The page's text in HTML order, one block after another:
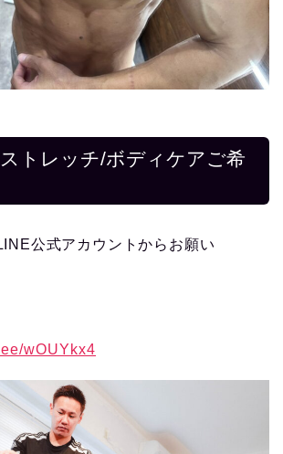
トレッチ/ボディケアご希
公式アカウントからお願い
wOUYkx4